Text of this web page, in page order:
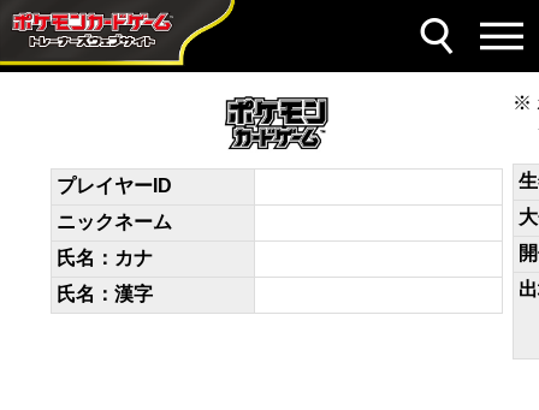
デッキコード
88cJxK-95lgIN-cYDcY8
プレイヤーID
ニックネーム
氏名：カナ
氏名：漢字